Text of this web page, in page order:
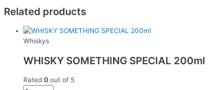
Related products
Whiskys
WHISKY SOMETHING SPECIAL 200ml
Rated 0 out of 5